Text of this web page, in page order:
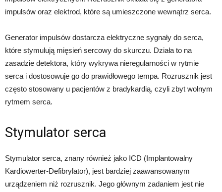
impulsów oraz elektrod, które są umieszczone wewnątrz serca.
Generator impulsów dostarcza elektryczne sygnały do serca,
które stymulują mięsień sercowy do skurczu. Działa to na
zasadzie detektora, który wykrywa nieregularności w rytmie
serca i dostosowuje go do prawidłowego tempa. Rozrusznik jest
często stosowany u pacjentów z bradykardią, czyli zbyt wolnym
rytmem serca.
Stymulator serca
Stymulator serca, znany również jako ICD (Implantowalny
Kardiowerter-Defibrylator), jest bardziej zaawansowanym
urządzeniem niż rozrusznik. Jego głównym zadaniem jest nie